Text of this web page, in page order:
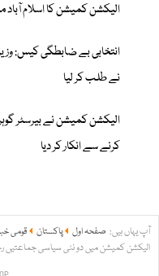
الیکشن کمیشن کا اسلام آباد
انتخابی بے ضابطگی کیس:
نے طلب کر لیا
الیکشن کمیشن نے بیرسٹر
کرنے سے انکار کر دیا
آپ یہاں ہیں: صفحہ اول پاکستان
قومی
الیکشن کمیشن میں دو نئی سیاسی جماعتیں